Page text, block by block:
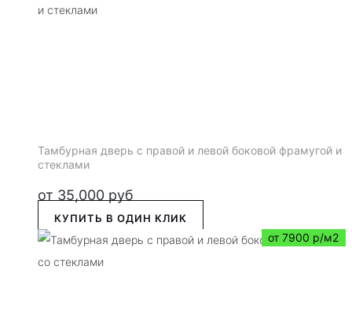
Тамбурная дверь с правой и левой боковой фрамугой и
стеклами
от 35,000 руб
КУПИТЬ В ОДИН КЛИК
от 7900 р/м2